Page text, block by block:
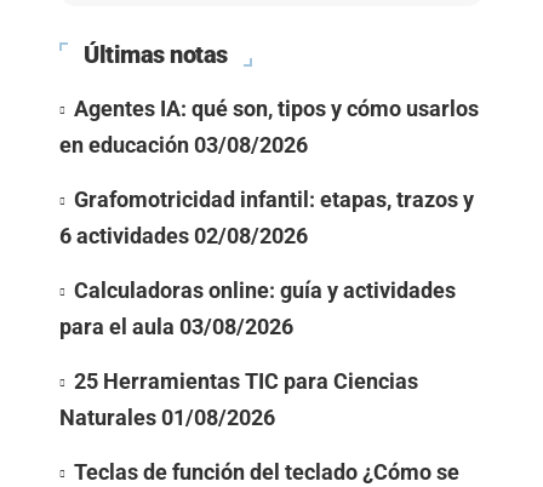
Últimas notas
Agentes IA: qué son, tipos y cómo usarlos
en educación03/08/2026
Grafomotricidad infantil: etapas, trazos y
6 actividades02/08/2026
Calculadoras online: guía y actividades
para el aula 03/08/2026
25 Herramientas TIC para Ciencias
Naturales01/08/2026
Teclas de función del teclado ¿Cómo se